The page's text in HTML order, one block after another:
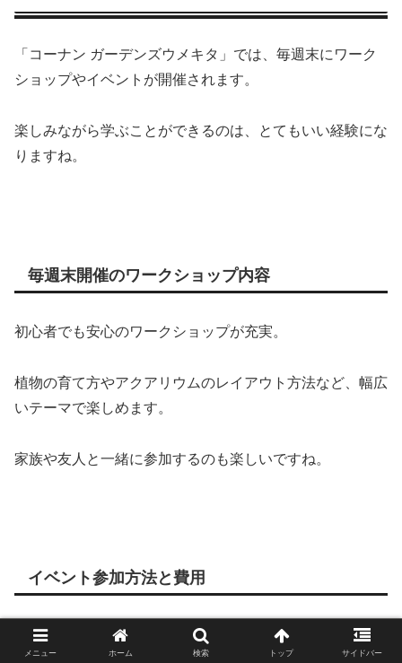
「コーナン ガーデンズウメキタ」では、毎週末にワーク
ショップやイベントが開催されます。
楽しみながら学ぶことができるのは、とてもいい経験にな
りますね。
毎週末開催のワークショップ内容
初心者でも安心のワークショップが充実。
植物の育て方やアクアリウムのレイアウト方法など、幅広
いテーマで楽しめます。
家族や友人と一緒に参加するのも楽しいですね。
イベント参加方法と費用
ワークショップは無料で参加できるものもあってお得！
メニュー ホーム 検索 トップ サイドバー